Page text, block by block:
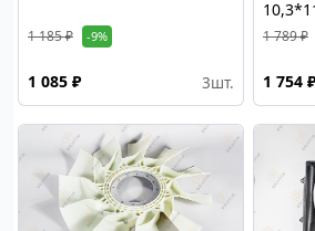
1 185 ₽ -9%
1 085 ₽ 3шт.
1 789 ₽
1 754 ₽